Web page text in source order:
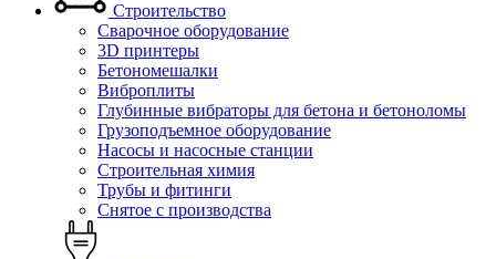
Строительство
Сварочное оборудование
3D принтеры
Бетономешалки
Виброплиты
Глубинные вибраторы для бетона и бетоноломы
Грузоподъемное оборудование
Насосы и насосные станции
Строительная химия
Трубы и фитинги
Снятое с производства